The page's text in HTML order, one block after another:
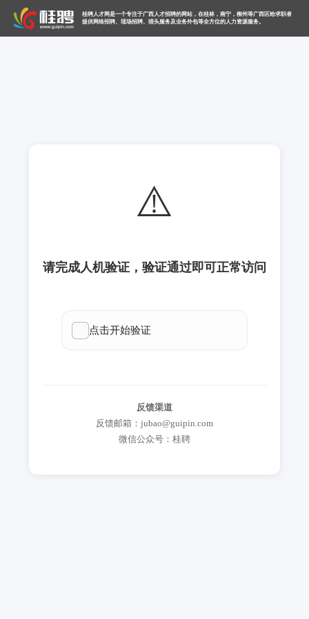
桂聘人才网是一个专注于广西人才招聘的网站，在桂林，南宁，柳州等广西区给求职者
提供网络招聘、现场招聘、猎头服务及业务外包等全方位的人力资源服务。
⚠️
请完成人机验证，验证通过即可正常访问
反馈渠道
反馈邮箱：jubao@guipin.com
微信公众号：桂聘